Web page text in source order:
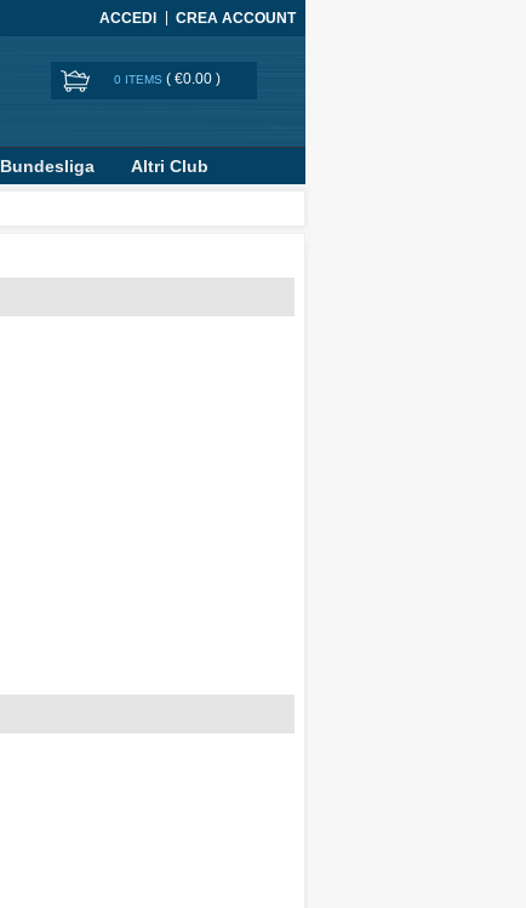
ACCEDI CREA ACCOUNT
0 ITEMS ( €0.00 )
Bundesliga Altri Club